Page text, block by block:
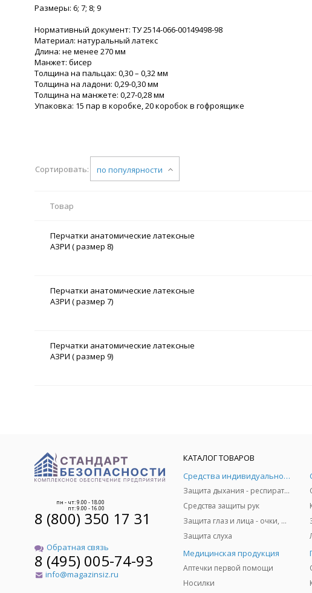
Размеры: 6; 7; 8; 9
Нормативный документ: ТУ 2514-066-00149498-98
Материал: натуральный латекс
Длина: не менее 270 мм
Манжет: бисер
Толщина на пальцах: 0,30 – 0,32 мм
Толщина на ладони: 0,29-0,30 мм
Толщина на манжете: 0,27-0,28 мм
Упаковка: 15 пар в коробке, 20 коробок в гофроящике
Сортировать: по популярности
Товар
Перчатки анатомические латексные
АЗРИ ( размер 8)
Перчатки анатомические латексные
АЗРИ ( размер 7)
Перчатки анатомические латексные
АЗРИ ( размер 9)
пн - чт: 9.00 - 18.00
пт: 9.00 - 16.00
8 (800) 350 17 31
Обратная связь
8 (495) 005-74-93
info@magazinsiz.ru
КАТАЛОГ ТОВАРОВ
Средства индивидуальной защиты
Защита дыхания - респираторы, противогазы, фильтры, дозиметры
Средства защиты рук
Защита глаз и лица - очки, щитки
Защита слуха
Медицинская продукция
Аптечки первой помощи
Носилки